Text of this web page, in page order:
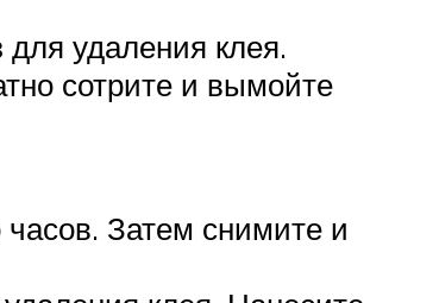
удаления клея.
сотрите и вымойте
Затем снимите и